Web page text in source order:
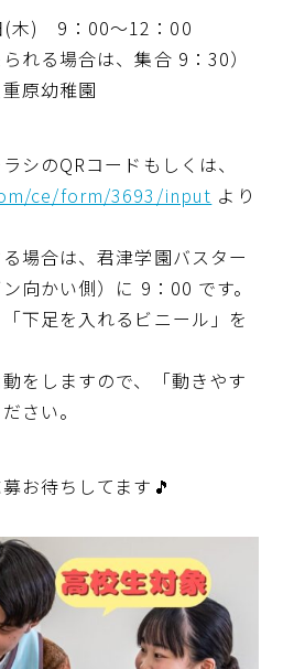
(木) 9：00～12：00
る場合は、集合 9：30）
原幼稚園
シのQRコードもしくは、
ce/form/3693/input より
場合は、君津学園バスター
向かい側）に 9：00 です。
下足を入れるビニール」を
をしますので、「動きやす
さい。
お待ちしてます🎵